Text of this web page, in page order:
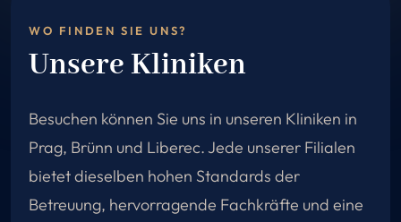
WO FINDEN SIE UNS?
Unsere Kliniken
Besuchen können Sie uns in unseren Kliniken in
Prag, Brünn und Liberec. Jede unserer Filialen
bietet dieselben hohen Standards der
Betreuung, hervorragende Fachkräfte und eine